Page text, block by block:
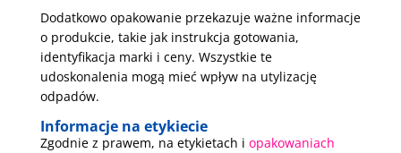
Dodatkowo opakowanie przekazuje ważne informacje
o produkcie, takie jak instrukcja gotowania,
identyfikacja marki i ceny. Wszystkie te
udoskonalenia mogą mieć wpływ na utylizację
odpadów.
Informacje na etykiecie
Zgodnie z prawem, na etykietach i opakowaniach